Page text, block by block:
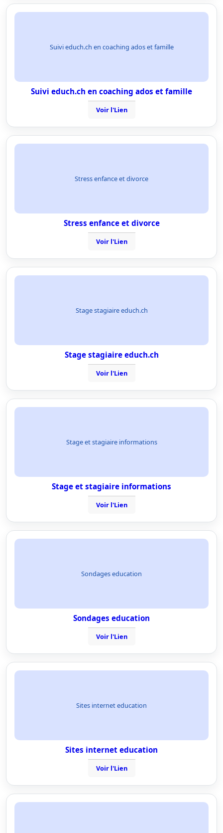
Suivi educh.ch en coaching ados et famille
Suivi educh.ch en coaching ados et famille
Voir l'Lien
Stress enfance et divorce
Stress enfance et divorce
Voir l'Lien
Stage stagiaire educh.ch
Stage stagiaire educh.ch
Voir l'Lien
Stage et stagiaire informations
Stage et stagiaire informations
Voir l'Lien
Sondages education
Sondages education
Voir l'Lien
Sites internet education
Sites internet education
Voir l'Lien